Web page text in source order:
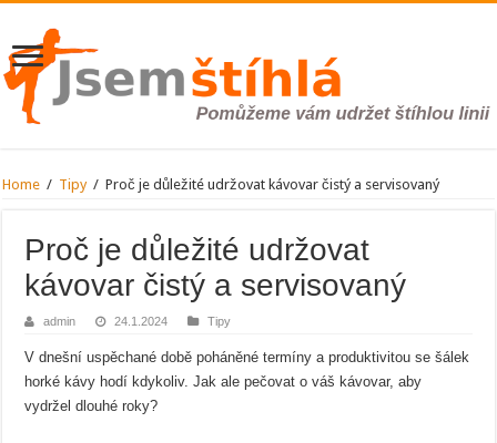
Home / Tipy / Proč je důležité udržovat kávovar čistý a servisovaný
Proč je důležité udržovat
kávovar čistý a servisovaný
admin 24.1.2024 Tipy
V dnešní uspěchané době poháněné termíny a produktivitou se šálek
horké kávy hodí kdykoliv. Jak ale pečovat o váš kávovar, aby
vydržel dlouhé roky?